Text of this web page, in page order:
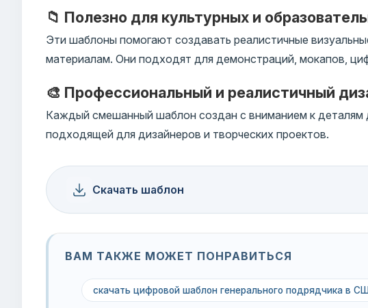
📁 Полезно для культурных и
Эти шаблоны помогают создавать реалистичные
материалам. Они подходят для демонстраций, мокапов,
🎨 Профессиональный и реалистичный
Каждый смешанный шаблон создан с вниманием к деталям
подходящей для дизайнеров и творческих проектов.
Скачать шаблон
ВАМ ТАКЖЕ МОЖЕТ ПОНРАВИТЬСЯ
скачать цифровой шаблон генерального подрядчика в